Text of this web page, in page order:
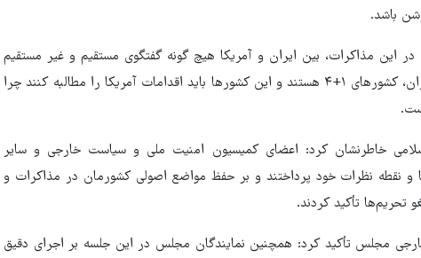
باشد.
این مذاکرات، بین ایران و آمریکا هیچ گونه گفتگوی مستقیم و غیر مستقیم
صورت نخواهد گرفت بلکه طرف گفتگوی ایران، کشورهای ۱+۴ هستند و این کشورها باید اقدامات آمریکا را مطالبه کنند چرا
خاطرنشان کرد: اعضای کمیسیون امنیت ملی و سیاست خارجی و سایر
و نقطه نظرات خود پرداختند و بر حفظ مواضع اصولی کشورمان در مذاکرات و
تحریم‌ها تأکید کردند.
مجلس تأکید کرد: همچنین نمایندگان مجلس در این جلسه بر اجرای دقیق